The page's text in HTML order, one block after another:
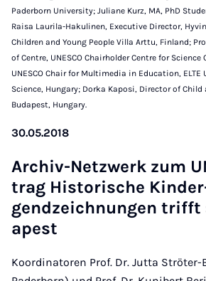
Paderborn University; Juliane Kurz, MA, PhD
Raisa Laurila-Hakulinen, Executive Director,
Children and Young People Villa Arttu, Finland;
of Centre, UNESCO Chairholder Centre for
UNESCO Chair for Multimedia in Education,
Science, Hungary; Dorka Kaposi, Director of Child
Budapest, Hungary.
30.05.2018
Archiv-Net­zwerk zum
trag His­tor­ische
gendzeich­nun­gen
apest
Koordinatoren Prof. Dr. Jutta